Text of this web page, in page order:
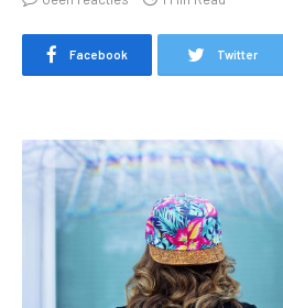
Facebook Twitter